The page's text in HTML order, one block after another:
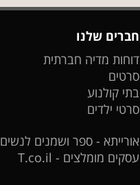
חברים שלנו
דוחות מדיה חברתית
סרטים
בתי קולנוע
סרטי ילדים
אורייתא - ספר ושמנים לנשים
עסקים מומלצים - T.co.il